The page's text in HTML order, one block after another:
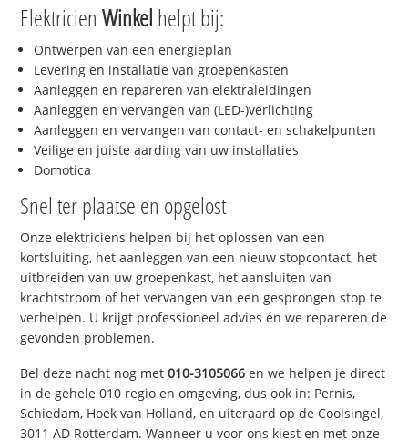
ElektricienWinkel helpt bij:
Ontwerpen van een energieplan
Levering en installatie van groepenkasten
Aanleggen en repareren van elektraleidingen
Aanleggen en vervangen van (LED-)verlichting
Aanleggen en vervangen van contact- en schakelpunten
Veilige en juiste aarding van uw installaties
Domotica
Snel ter plaatse en opgelost
Onze elektriciens helpen bij het oplossen van een
kortsluiting, het aanleggen van een nieuw stopcontact, het
uitbreiden van uw groepenkast, het aansluiten van
krachtstroom of het vervangen van een gesprongen stop te
verhelpen. U krijgt professioneel advies én we repareren de
gevonden problemen.
Bel deze nacht nog met010-3105066 en we helpen je direct
in de gehele 010 regio en omgeving, dus ook in: Pernis,
Schiedam, Hoek van Holland, en uiteraard op de Coolsingel,
3011 AD Rotterdam. Wanneer u voor ons kiest en met onze